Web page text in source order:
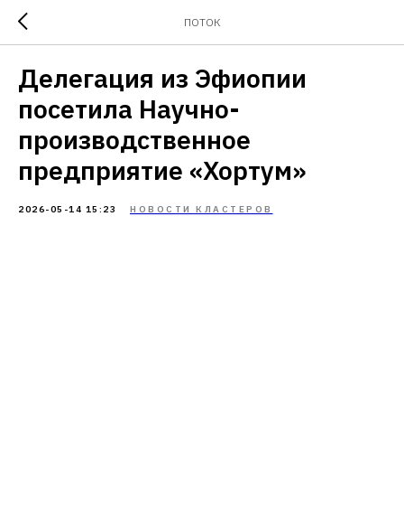
ПОТОК
Делегация из Эфиопии
посетила Научно-
производственное
предприятие «Хортум»
2026-05-14 15:23 НОВОСТИ КЛАСТЕРОВ